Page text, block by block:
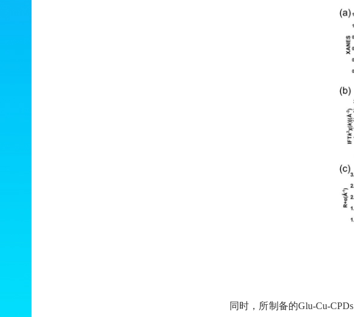
同时，所制备的Glu-Cu-CPDs